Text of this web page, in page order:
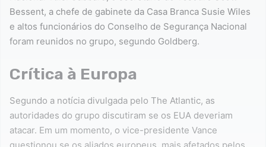
Bessent, a chefe de gabinete da Casa Branca Susie Wiles
e altos funcionários do Conselho de Segurança Nacional
foram reunidos no grupo, segundo Goldberg.
Crítica à Europa
Segundo a notícia divulgada pelo The Atlantic, as
autoridades do grupo discutiram se os EUA deveriam
atacar. Em um momento, o vice-presidente Vance